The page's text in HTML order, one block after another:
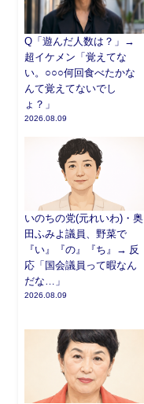
Q「遊んだ人数は？」→
超イケメン「覚えてな
い。○○○何回食べたかな
んて覚えてないでし
ょ？」
2026.08.09
いのちの党(元れいわ)・奥
田ふみよ議員、野菜で
『い』『の』『ち』→ 反
応「国会議員って暇なん
だな…」
2026.08.09